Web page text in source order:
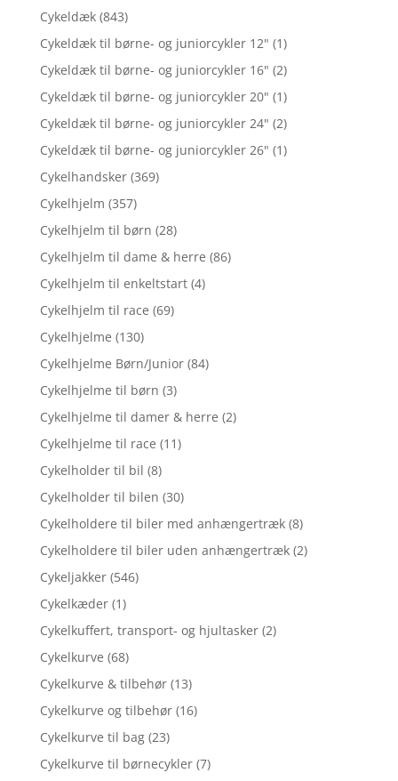
Cykeldæk (843)
Cykeldæk til børne- og juniorcykler 12" (1)
Cykeldæk til børne- og juniorcykler 16" (2)
Cykeldæk til børne- og juniorcykler 20" (1)
Cykeldæk til børne- og juniorcykler 24" (2)
Cykeldæk til børne- og juniorcykler 26" (1)
Cykelhandsker (369)
Cykelhjelm (357)
Cykelhjelm til børn (28)
Cykelhjelm til dame & herre (86)
Cykelhjelm til enkeltstart (4)
Cykelhjelm til race (69)
Cykelhjelme (130)
Cykelhjelme Børn/Junior (84)
Cykelhjelme til børn (3)
Cykelhjelme til damer & herre (2)
Cykelhjelme til race (11)
Cykelholder til bil (8)
Cykelholder til bilen (30)
Cykelholdere til biler med anhængertræk (8)
Cykelholdere til biler uden anhængertræk (2)
Cykeljakker (546)
Cykelkæder (1)
Cykelkuffert, transport- og hjultasker (2)
Cykelkurve (68)
Cykelkurve & tilbehør (13)
Cykelkurve og tilbehør (16)
Cykelkurve til bag (23)
Cykelkurve til børnecykler (7)